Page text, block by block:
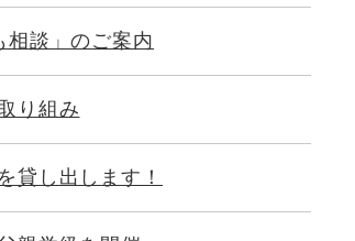
相談」のご案内
り組み
貸し出します！